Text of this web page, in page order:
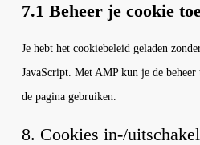
7.1 Beheer je cookie
Je hebt het cookiebeleid geladen
JavaScript. Met AMP kun je de
de pagina gebruiken.
8. Cookies in-/